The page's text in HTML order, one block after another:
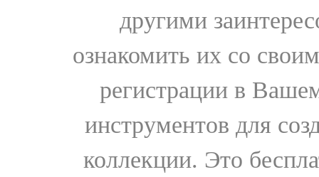
другими
ознакомить их со
регистрации в
инструментов для
коллекции. Это